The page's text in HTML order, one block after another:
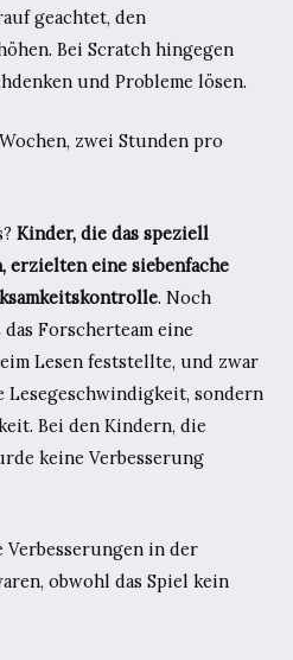
geachtet, den
Bei Scratch hingegen
und Probleme lösen.
zwei Stunden pro
Kinder, die das speziell
eine siebenfache
. Noch
Forscherteam eine
Lesen feststellte, und zwar
sondern
Bei den Kindern, die
keine Verbesserung
Verbesserungen in der
obwohl das Spiel kein